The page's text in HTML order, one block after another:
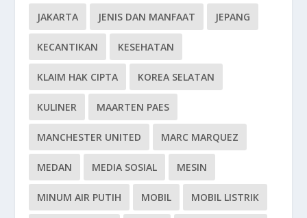
JAKARTA JENIS DAN MANFAAT JEPANG
KECANTIKAN KESEHATAN
KLAIM HAK CIPTA KOREA SELATAN
KULINER MAARTEN PAES
MANCHESTER UNITED MARC MARQUEZ
MEDAN MEDIA SOSIAL MESIN
MINUM AIR PUTIH MOBIL MOBIL LISTRIK